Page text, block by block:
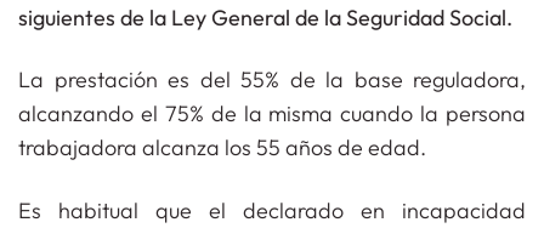
siguientes de la Ley General de la Seguridad Social.
La prestación es del 55% de la base reguladora,
alcanzando el 75% de la misma cuando la persona
trabajadora alcanza los 55 años de edad.
Es habitual que el declarado en incapacidad